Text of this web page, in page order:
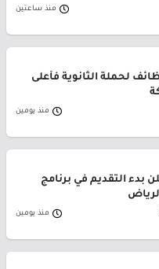
منذ ساعتين
لحملة الثانوية فأعلى
منذ يومين
بدء التقديم في برنامج
منذ يومين